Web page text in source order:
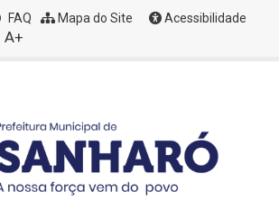
FAQ Mapa do Site
Acessibilidade
A+